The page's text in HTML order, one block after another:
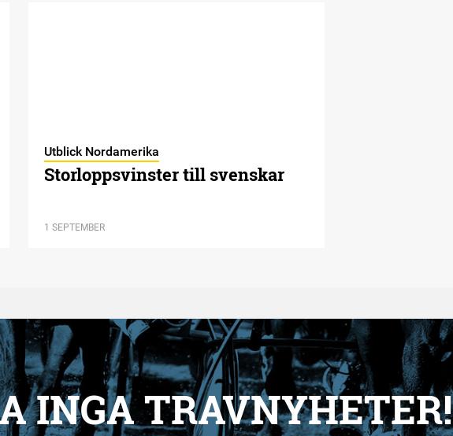
Utblick Nordamerika
Storloppsvinster till svenskar
1 SEPTEMBER
INGA TRAVNYHETER!